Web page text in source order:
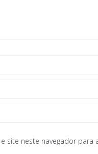
site neste navegador para